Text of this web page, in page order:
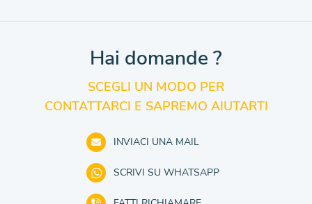
Hai domande ?
SCEGLI UN MODO PER
CONTATTARCI E SAPREMO AIUTARTI
INVIACI UNA MAIL
SCRIVI SU WHATSAPP